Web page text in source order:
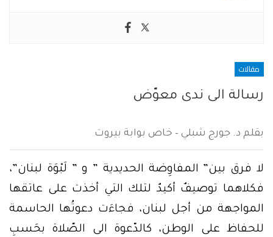
مقالات
رسالة الى ندى معوّض
بقلم د. جورج شبلي – خاص بوابة بيروت
لا فرق بين” المفاوِضة الحديدية ” و ” لَبْوَة لبنان”،
فكلاهما توصيفٌ أكيدٌ لتلك التي أخذت على عاتقها
المواجهة من أجل لبنان، فجاءَت دعوتُها الحاسمة
للحفاظ على الوطن، كالدّعوة الى الصّلاة بحَسبِ